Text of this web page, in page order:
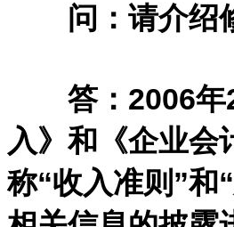
问：请介绍修
答：2006年2
入》和《企业
称“收入准则”和